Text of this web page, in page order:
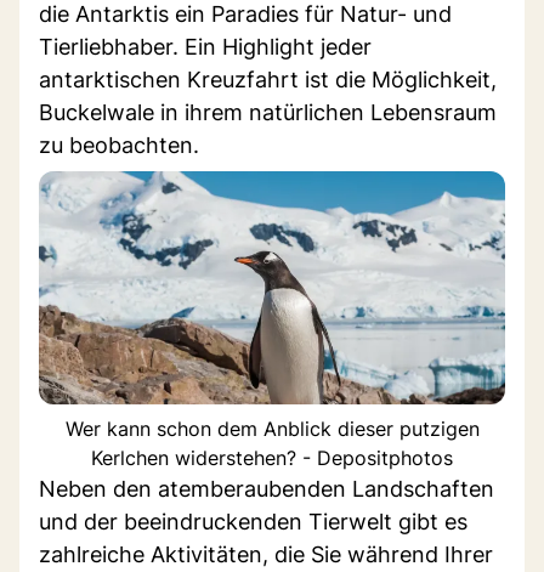
die Antarktis ein Paradies für Natur- und
Tierliebhaber. Ein Highlight jeder
antarktischen Kreuzfahrt ist die Möglichkeit,
Buckelwale in ihrem natürlichen Lebensraum
zu beobachten.
Wer kann schon dem Anblick dieser putzigen
Kerlchen widerstehen? - Depositphotos
Neben den atemberaubenden Landschaften
und der beeindruckenden Tierwelt gibt es
zahlreiche Aktivitäten, die Sie während Ihrer